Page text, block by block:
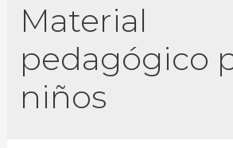
Material
pedagógico
niños